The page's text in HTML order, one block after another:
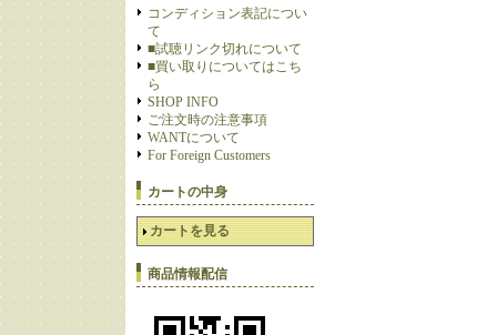
コンディション表記につい
て
■試聴リンク切れについて
■買い取りについてはこち
ら
SHOP INFO
ご注文時の注意事項
WANTについて
For Foreign Customers
カートの中身
カートを見る
商品情報配信